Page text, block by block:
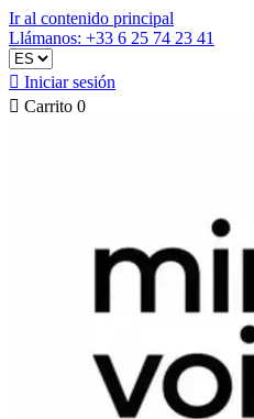
Ir al contenido principal
Llámanos: +33 6 25 74 23 41
 Iniciar sesión
 Carrito 0